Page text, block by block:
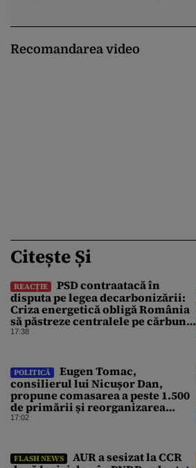
Recomandarea video
Citește Și
REACȚIE
PSD contraatacă în
disputa pe legea decarbonizării:
Criza energetică obligă România
să păstreze centralele pe cărbune.
Bolojan, acuzat de duplicitate
17:38
POLITICĂ
Eugen Tomac,
consilierul lui Nicușor Dan,
propune comasarea a peste 1.500
de primării și reorganizarea
administrativă a județelor
17:02
FLASH NEWS
AUR a sesizat la CCR